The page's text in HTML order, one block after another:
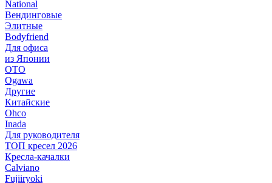
National
Вендинговые
Элитные
Bodyfriend
Для офиса
из Японии
OTO
Ogawa
Другие
Китайские
Ohco
Inada
Для руководителя
ТОП кресел 2026
Кресла-качалки
Calviano
Fujiiryoki